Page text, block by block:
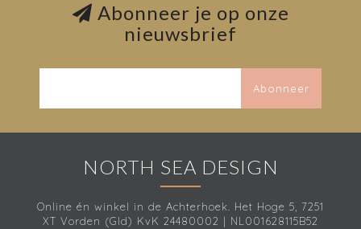
Abonneer je op onze
nieuwsbrief
Abonneer
NORTH SEA DESIGN
Online én winkel in de Achterhoek. Het Hoge 5, 7251
XT Vorden (Gld) KvK 24480002 | NL001628115B52